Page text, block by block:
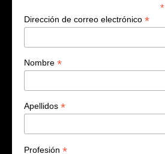
*
Dirección de correo electrónico *
Nombre *
Apellidos *
Profesión *